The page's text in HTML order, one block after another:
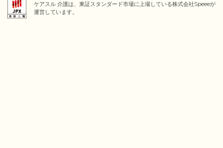
ケアスル 介護は、東証スタンダード市場に上場している株式会社Speeeが
運営しています。